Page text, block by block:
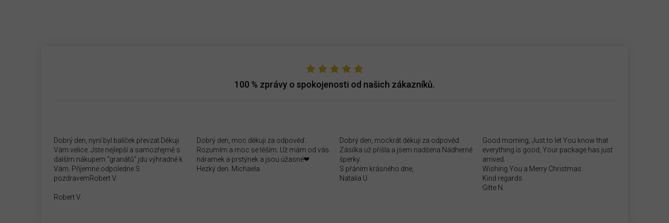
100 % zprávy o spokojenosti od našich zákazníků.
Dobrý den, nyní byl balíček převzat.Děkuji
Vám velice. Jste nejlepší a samozřejmě s
dalším nákupem "granátů" jdu výhradně k
Vám. Příjemné odpoledne S
pozdravemRobert V.
Robert V.
Dobrý den, moc děkuji za odpověď.
Rozumím a moc se těším. Už mám od vás
náramek a prstýnek a jsou úžasné❤
Hezký den. Michaela
Dobrý den, mockrát děkuji za odpověď.
Zásilka už přišla a jsem nadšena.Nádherné
šperky.
S přáním krásného dne,
Natalia U.
Good morning, Just to let You know that
everything is good, Your package has just
arrived.
Wishing You a Merry Christmas.
Kind regards
Gitte N.